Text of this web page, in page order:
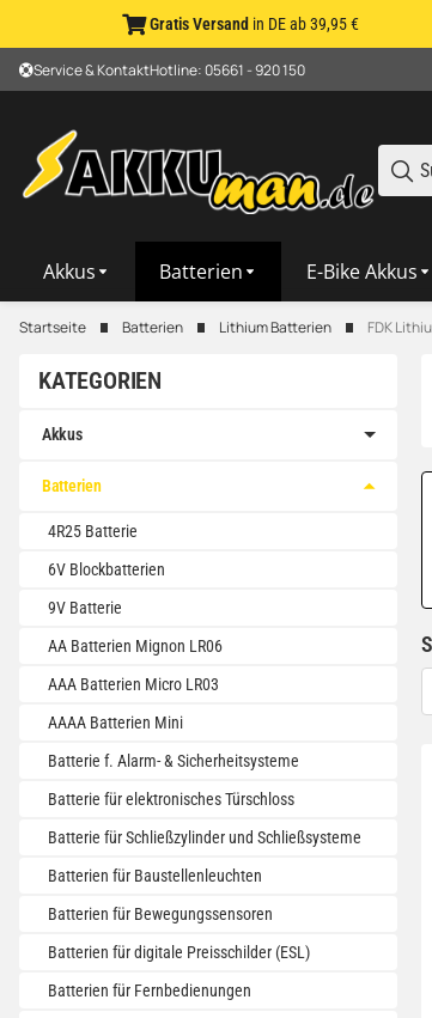
Gratis Versand in DE ab 39,95 €
Service & KontaktHotline: 05661 - 920 150
Akkus Batterien E-Bike Akkus
Startseite Batterien Lithium Batterien FDK
KATEGORIEN
Akkus
Batterien
4R25 Batterie
6V Blockbatterien
9V Batterie
AA Batterien Mignon LR06
AAA Batterien Micro LR03
AAAA Batterien Mini
Batterie f. Alarm- & Sicherheitsysteme
Batterie für elektronisches Türschloss
Batterie für Schließzylinder und Schließsysteme
Batterien für Baustellenleuchten
Batterien für Bewegungssensoren
Batterien für digitale Preisschilder (ESL)
Batterien für Fernbedienungen